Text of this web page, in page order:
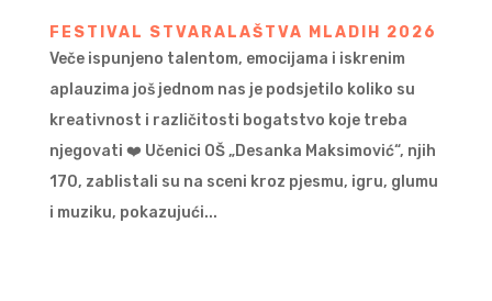
FESTIVAL STVARALAŠTVA MLADIH 2026
Veče ispunjeno talentom, emocijama i iskrenim
aplauzima još jednom nas je podsjetilo koliko su
kreativnost i različitosti bogatstvo koje treba
njegovati ❤️ Učenici OŠ „Desanka Maksimović“, njih
170, zablistali su na sceni kroz pjesmu, igru, glumu
i muziku, pokazujući...